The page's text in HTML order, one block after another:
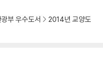
부 우수도서
2014년 교양도